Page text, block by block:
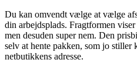
Du kan omvendt vælge at vælge
din arbejdsplads. Fragtformen
men desuden super nem. Den
selv at hente pakken, som jo stiller
netbutikkens adresse.